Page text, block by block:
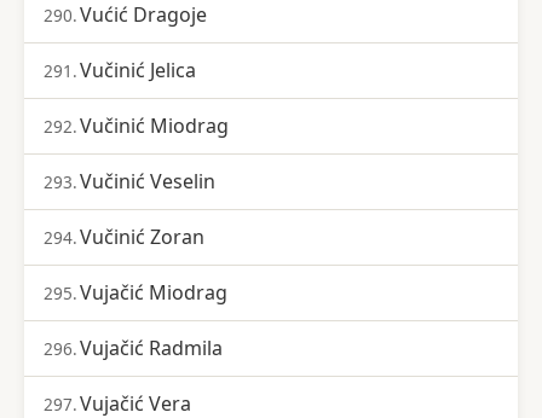
290.Vućić Dragoje
291.Vučinić Jelica
292.Vučinić Miodrag
293.Vučinić Veselin
294.Vučinić Zoran
295.Vujačić Miodrag
296.Vujačić Radmila
297.Vujačić Vera